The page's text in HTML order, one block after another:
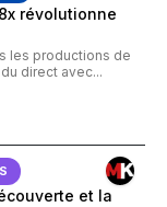
révolutionne
les productions de
direct avec...
et la